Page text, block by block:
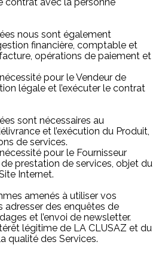
nous sont également
financière, comptable et
opérations de paiement et
pour le Vendeur de
légale et l’exécuter le contrat
sont nécessaires au
et l’exécution du Produit,
de services.
pour le Fournisseur
prestation de services, objet du
Internet.
amenés à utiliser vos
adresser des enquêtes de
et l’envoi de newsletter.
légitime de LA CLUSAZ et du
qualité des Services.